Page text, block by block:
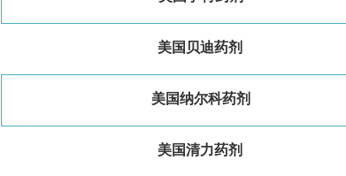
美国贝迪药剂
美国纳尔科药剂
美国清力药剂